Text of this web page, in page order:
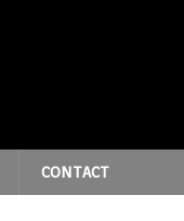
CONTACT